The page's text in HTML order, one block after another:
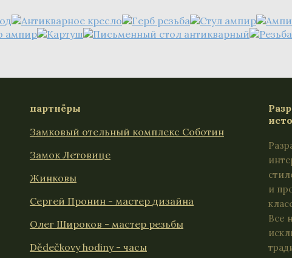
партнёры
Замковый отельный комплекс Соботин
Замок Летовице
Жинковы
Сергей Пронин - мастер дизайна
Олег Широков - мастер резьбы
Dědečkovy hodiny - часы
и
Все